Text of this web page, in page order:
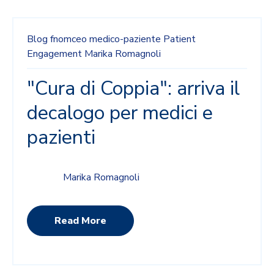
Blog fnomceo medico-paziente Patient
Engagement Marika Romagnoli
"Cura di Coppia": arriva il
decalogo per medici e
pazienti
Marika Romagnoli
Read More